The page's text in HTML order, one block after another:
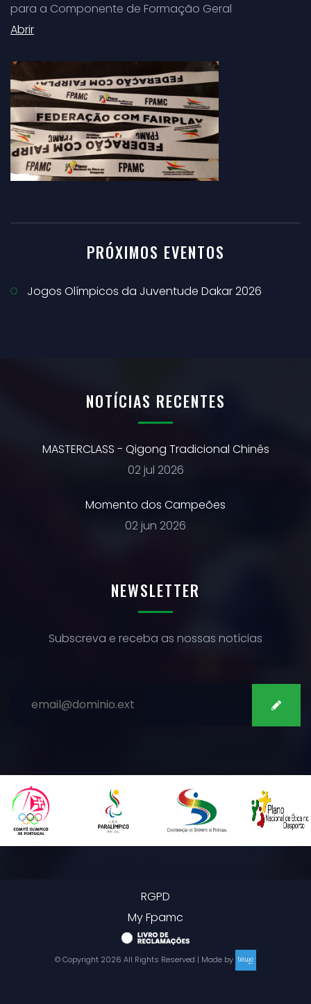
para a Componente de Formação Geral
Abrir
PRÓXIMOS EVENTOS
Jogos Olímpicos da Juventude Dakar 2026
NOTÍCIAS RECENTES
MASTERCLASS - Qigong Tradicional Chinês
02 jul 2026
Momento dos Campeões
02 jun 2026
NEWSLETTER
Subscreva e receba as nossas notícias
RGPD
My Fpamc
© Copyright 2026 All Rights Reserved | Made by